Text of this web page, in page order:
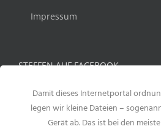
Impressum
STEFFEN AUF FACEBOOK
Damit dieses Internetportal
legen wir kleine Dateien –
Gerät ab. Das ist bei den